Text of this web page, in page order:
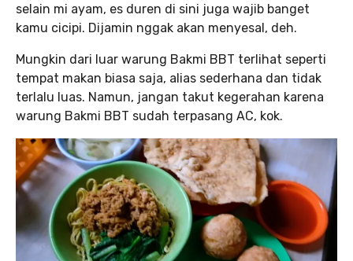
selain mi ayam, es duren di sini juga wajib banget
kamu cicipi. Dijamin nggak akan menyesal, deh.
Mungkin dari luar warung Bakmi BBT terlihat seperti
tempat makan biasa saja, alias sederhana dan tidak
terlalu luas. Namun, jangan takut kegerahan karena
warung Bakmi BBT sudah terpasang AC, kok.